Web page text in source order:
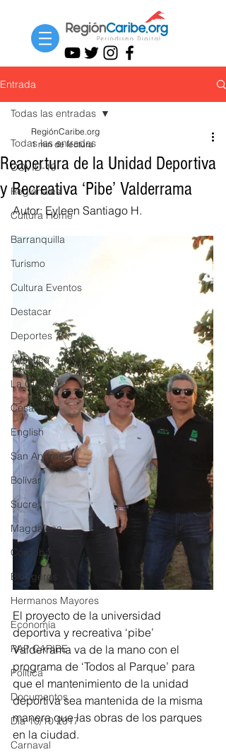
Entrada
Todas las entradas
COVID-19
Regionales
Cultura Home
Barranquilla
Turismo
Cultura Eventos
Destacar
Deportes
Atlántico
La Guajira
Cesar
English
San Andres
Bolívar
Sucre
Magdalena
Córdoba
Bloggeros
Hermanos Mayores
Economía
RAP CARIBE
Política
Documentos
Día 10/10 2017
Carnaval
Todas las entradas
Reapertura de la Unidad Deportiva
y Recreativa ‘Pibe’ Valderrama
RegiónCaribe.org
1 min de lectura
Autor: Eyleen Santiago H.
El proyecto de la universidad
deportiva y recreativa ‘pibe’
Valderrama va de la mano con el
programa de ‘Todos al Parque’ para
que el mantenimiento de la unidad
deportiva sea mantenida de la misma
manera que las obras de los parques
en la ciudad.